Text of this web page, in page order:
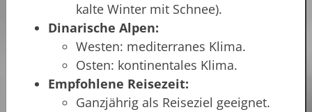
kalte Winter mit Schnee).
Dinarische Alpen:
Westen: mediterranes Klima.
Osten: kontinentales Klima.
Empfohlene Reisezeit:
Ganzjährig als Reiseziel geeignet.